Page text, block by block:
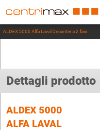
ALDEX 5000 Alfa Laval Decanter a 2 fasi
Dettagli prodotto
ALDEX 5000
ALFA LAVAL